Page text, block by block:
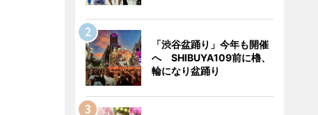
「渋谷盆踊り」今年も開催
へ SHIBUYA109前に櫓、
輪になり盆踊り